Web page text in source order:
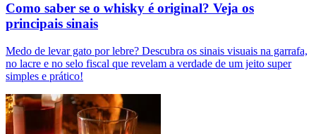
Como saber se o whisky é original? Veja os
principais sinais
Medo de levar gato por lebre? Descubra os sinais visuais na garrafa,
no lacre e no selo fiscal que revelam a verdade de um jeito super
simples e prático!